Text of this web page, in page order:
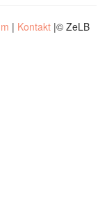
| Kontakt |© ZeLB